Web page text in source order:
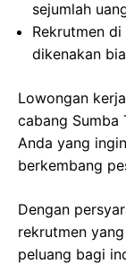
sejumlah
Rekrutmen
dikenakan
Lowongan
cabang Sumba
Anda yang
berkembang
Dengan
rekrutmen
peluang bagi